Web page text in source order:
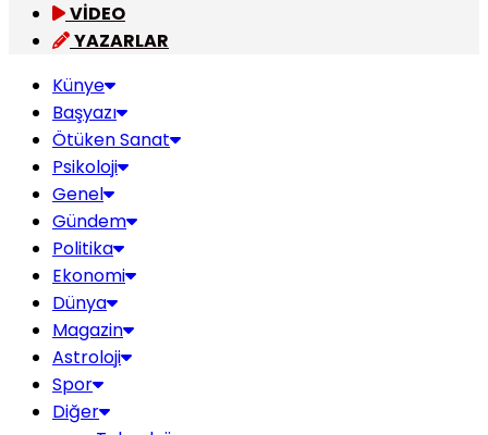
VİDEO
YAZARLAR
Künye
Başyazı
Ötüken Sanat
Psikoloji
Genel
Gündem
Politika
Ekonomi
Dünya
Magazin
Astroloji
Spor
Diğer